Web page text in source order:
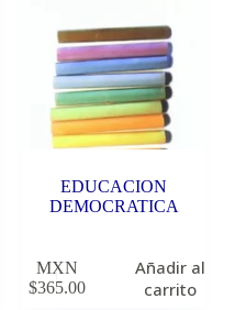
EDUCACION
DEMOCRATICA
MXN
$365.00
Añadir al
carrito